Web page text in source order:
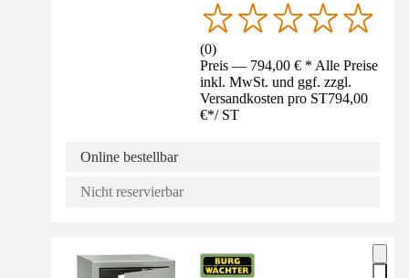
(0)
Preis — 794,00 € * Alle Preise
inkl. MwSt. und ggf. zzgl.
Versandkosten pro ST794,00
€*/ ST
Online bestellbar
Nicht reservierbar